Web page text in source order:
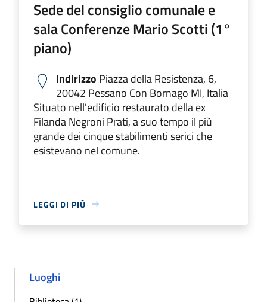
Sede del consiglio comunale e
sala Conferenze Mario Scotti (1°
piano)
Indirizzo Piazza della Resistenza, 6,
20042 Pessano Con Bornago MI, Italia
Situato nell'edificio restaurato della ex
Filanda Negroni Prati, a suo tempo il più
grande dei cinque stabilimenti serici che
esistevano nel comune.
LEGGI DI PIÙ
Luoghi